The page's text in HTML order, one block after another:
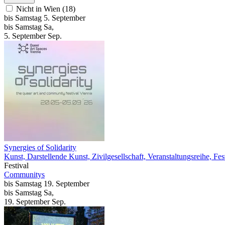
Nicht in Wien (18)
bis Samstag 5. September
bis Samstag Sa,
5. September Sep.
Synergies of Solidarity
Kunst, Darstellende Kunst, Zivilgesellschaft, Veranstaltungsreihe,
Festival
Communitys
bis Samstag 19. September
bis Samstag Sa,
19. September Sep.